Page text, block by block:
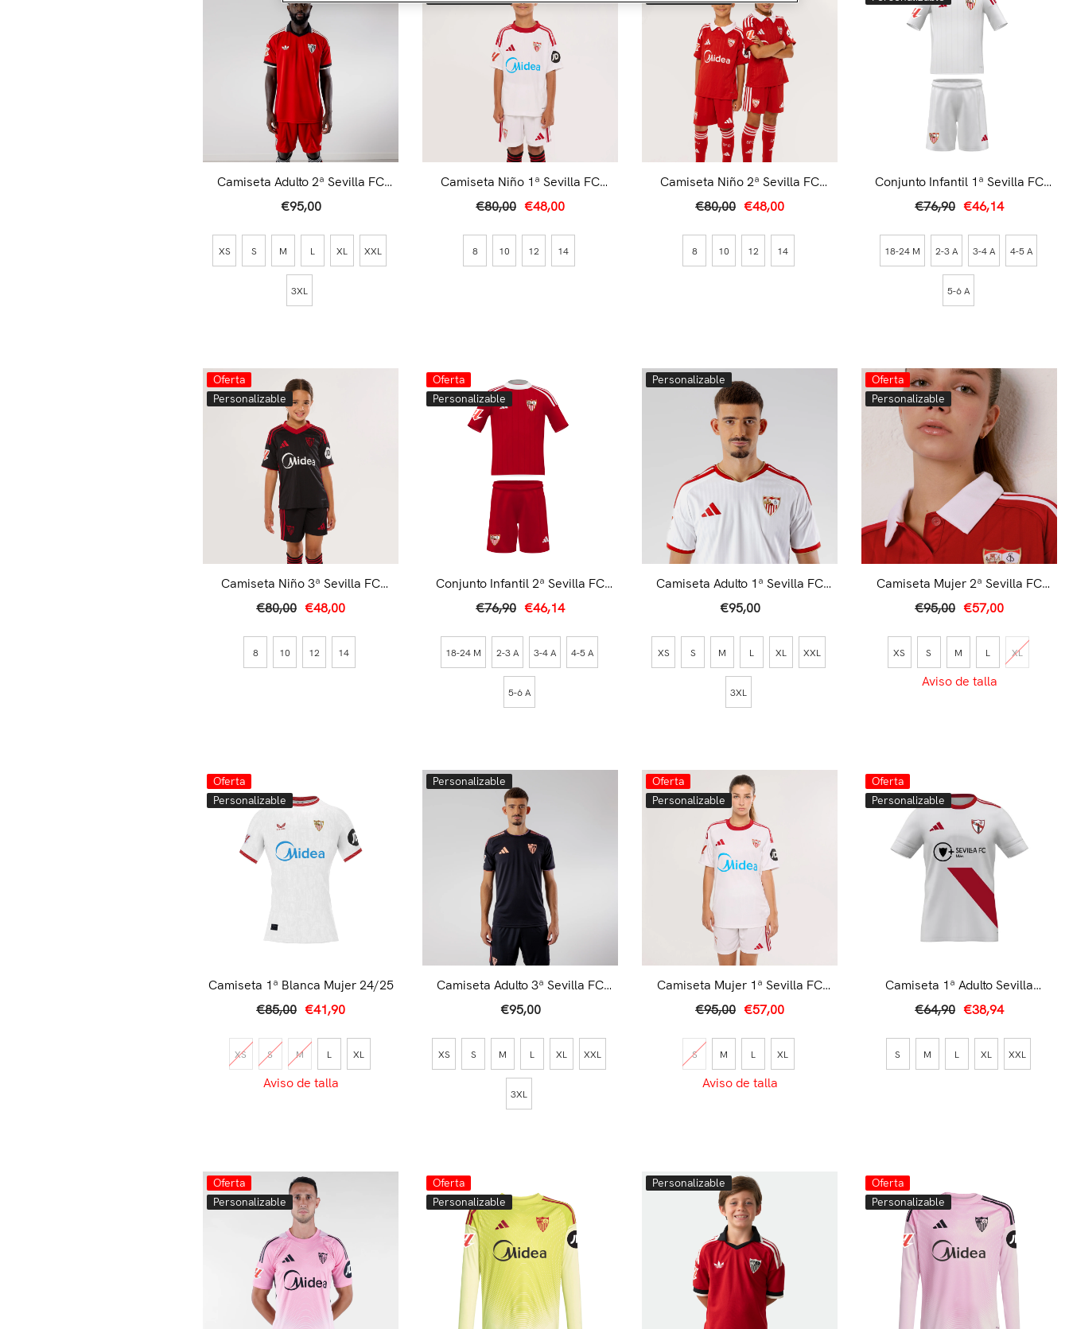
Camiseta Adulto 2ª Sevilla FC
26/27 Roja
€95,00
XS S M L XL XXL
3XL
Camiseta Niño 1ª Sevilla FC
25/26 Blanca
€80,00 €48,00
8 10 12 14
Camiseta Niño 2ª Sevilla FC
25/26 Roja
€80,00 €48,00
8 10 12 14
Conjunto Infantil 1ª Sevilla FC
25/26 Blanco
€76,90 €46,14
18-24 M 2-3 A 3-4 A 4-5 A
5-6 A
Oferta
Personalizable
Camiseta Niño 3ª Sevilla FC
25/26 Negra
€80,00 €48,00
8 10 12 14
Oferta
Personalizable
Conjunto Infantil 2ª Sevilla FC
25/26 Rojo
€76,90 €46,14
18-24 M 2-3 A 3-4 A 4-5 A
5-6 A
Personalizable
Camiseta Adulto 1ª Sevilla FC
26/27 Blanca
€95,00
XS S M L XL XXL
3XL
Oferta
Personalizable
Camiseta Mujer 2ª Sevilla FC
25/26 Roja
€95,00 €57,00
XS S M L XL
Aviso de talla
Oferta
Personalizable
Camiseta 1ª Blanca Mujer 24/25
€85,00 €41,90
XS S M L XL
Aviso de talla
Personalizable
Camiseta Adulto 3ª Sevilla FC
26/27 Negra
€95,00
XS S M L XL XXL
3XL
Oferta
Personalizable
Camiseta Mujer 1ª Sevilla FC
25/26 Blanca
€95,00 €57,00
S M L XL
Aviso de talla
Oferta
Personalizable
Camiseta 1ª Adulto Sevilla
Atlético 25/26
€64,90 €38,94
S M L XL XXL
Oferta
Personalizable
Oferta
Personalizable
Personalizable
Oferta
Personalizable